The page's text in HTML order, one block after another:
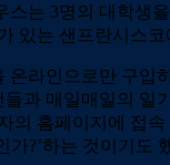
는 3명의 대학생
있는 샌프란시스
라인으로만 구입
과 매일매일의
홈페이지에 접
?’하는 것이기도